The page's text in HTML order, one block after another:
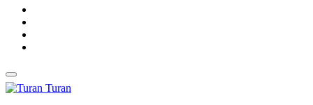
Turan